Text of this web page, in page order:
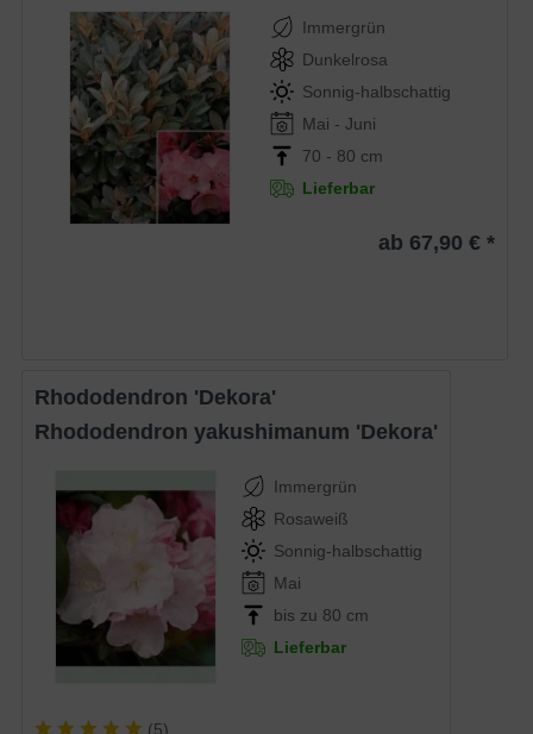
Immergrün
Dunkelrosa
Sonnig-halbschattig
Mai - Juni
70 - 80 cm
Lieferbar
ab 67,90 € *
Rhododendron 'Dekora'
Rhododendron yakushimanum 'Dekora'
Immergrün
Rosaweiß
Sonnig-halbschattig
Mai
bis zu 80 cm
Lieferbar
(5)